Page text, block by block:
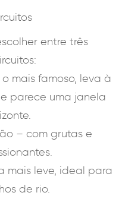
entre três
mais famoso, leva à
parece uma janela
– com grutas e
mais leve, ideal para
de rio.